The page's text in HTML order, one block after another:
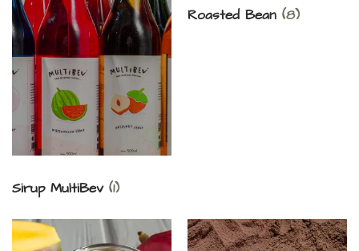
Sirup MultiBev (1)
Roasted Bean (8)